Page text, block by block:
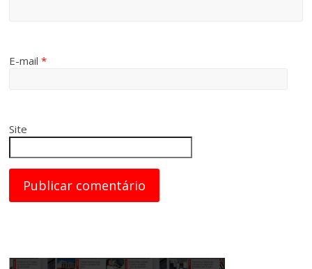
E-mail*
Site